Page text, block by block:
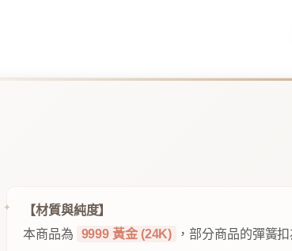
【材質與純度】
本商品為
9999 黃金 (24K) ，部分商品的彈簧